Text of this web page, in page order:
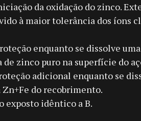
da oxidação do zinco.
à maior tolerância dos íons
enquanto se dissolve
de zinco puro na superfície do
adicional enquanto se
Zn+Fe do recobrimento.
exposto idêntico a B.